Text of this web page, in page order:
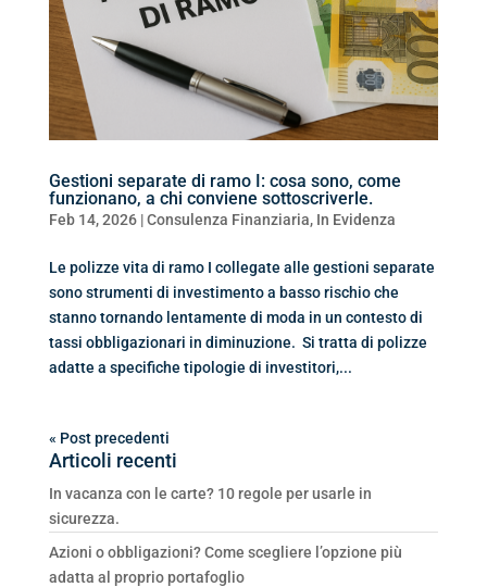
Gestioni separate di ramo I: cosa sono, come
funzionano, a chi conviene sottoscriverle.
Feb 14, 2026|Consulenza Finanziaria, In Evidenza
Le polizze vita di ramo I collegate alle gestioni separate
sono strumenti di investimento a basso rischio che
stanno tornando lentamente di moda in un contesto di
tassi obbligazionari in diminuzione. Si tratta di polizze
adatte a specifiche tipologie di investitori,...
« Post precedenti
Articoli recenti
In vacanza con le carte? 10 regole per usarle in
sicurezza.
Azioni o obbligazioni? Come scegliere l’opzione più
adatta al proprio portafoglio